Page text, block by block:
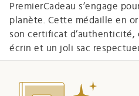
PremierCadeau s’engage
planète. Cette médaille en
son certificat d’authenticité,
écrin et un joli sac